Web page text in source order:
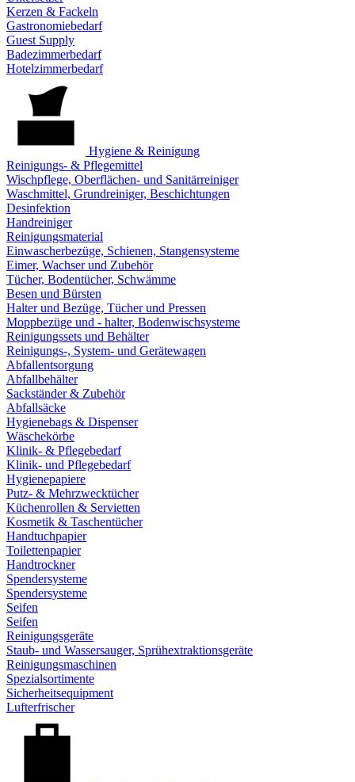
Kerzen & Fackeln
Gastronomiebedarf
Guest Supply
Badezimmerbedarf
Hotelzimmerbedarf
Hygiene & Reinigung
Reinigungs- & Pflegemittel
Wischpflege, Oberflächen- und Sanitärreiniger
Waschmittel, Grundreiniger, Beschichtungen
Desinfektion
Handreiniger
Reinigungsmaterial
Einwascherbezüge, Schienen, Stangensysteme
Eimer, Wachser und Zubehör
Tücher, Bodentücher, Schwämme
Besen und Bürsten
Halter und Bezüge, Tücher und Pressen
Moppbezüge und - halter, Bodenwischsysteme
Reinigungssets und Behälter
Reinigungs-, System- und Gerätewagen
Abfallentsorgung
Abfallbehälter
Sackständer & Zubehör
Abfallsäcke
Hygienebags & Dispenser
Wäschekörbe
Klinik- & Pflegebedarf
Klinik- und Pflegebedarf
Hygienepapiere
Putz- & Mehrzwecktücher
Küchenrollen & Servietten
Kosmetik & Taschentücher
Handtuchpapier
Toilettenpapier
Handtrockner
Spendersysteme
Spendersysteme
Seifen
Seifen
Reinigungsgeräte
Staub- und Wassersauger, Sprühextraktionsgeräte
Reinigungsmaschinen
Spezialsortimente
Sicherheitsequipment
Lufterfrischer